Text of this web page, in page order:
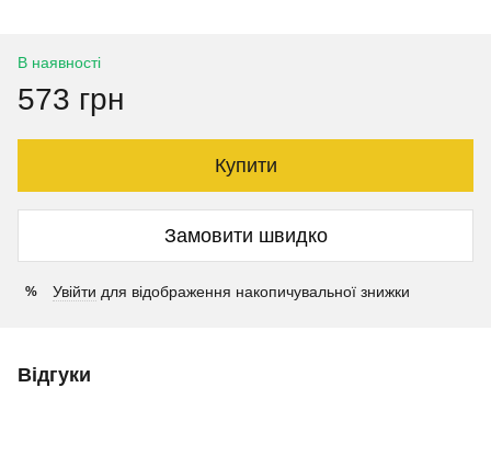
В наявності
573 грн
Купити
Замовити швидко
% Увійти для відображення накопичувальної знижки
Відгуки